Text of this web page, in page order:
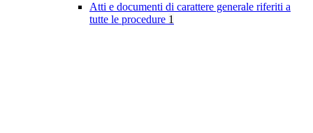
Atti e documenti di carattere generale riferiti a
tutte le procedure 1